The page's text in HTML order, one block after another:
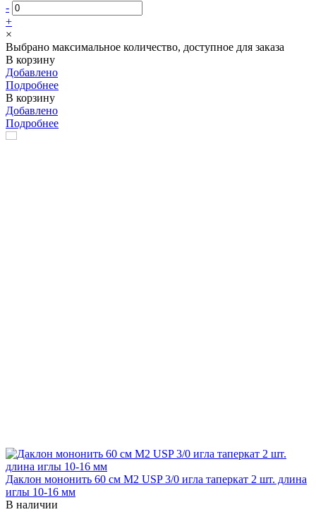
-
+
×
Выбрано максимальное количество, доступное для заказа
В корзину
Добавлено
Подробнее
В корзину
Добавлено
Подробнее
Даклон мононить 60 см М2 USP 3/0 игла таперкат 2 шт. длина
иглы 10-16 мм
В наличии